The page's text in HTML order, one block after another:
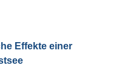
Effekte einer